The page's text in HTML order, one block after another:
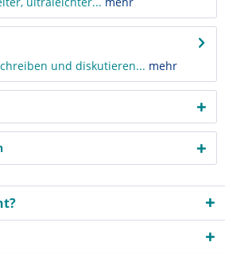
und diskutieren... mehr